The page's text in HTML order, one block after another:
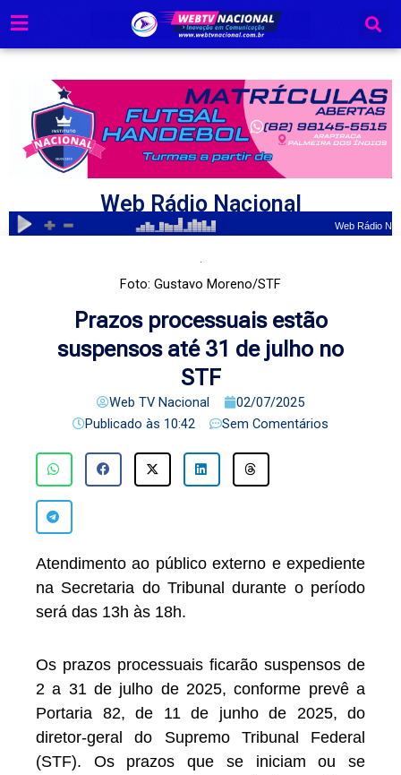
para
o
Web Rádio Nacional
Foto: Gustavo Moreno/STF
Prazos processuais estão
suspensos até 31 de julho no
STF
Web TV Nacional
02/07/2025
Publicado às 10:42 Sem Comentários
Atendimento ao público externo e expediente
na Secretaria do Tribunal durante o período
será das 13h às 18h.
Os prazos processuais ficarão suspensos de
2 a 31 de julho de 2025, conforme prevê a
Portaria 82, de 11 de junho de 2025, do
diretor-geral do Supremo Tribunal Federal
(STF). Os prazos que se iniciam ou se